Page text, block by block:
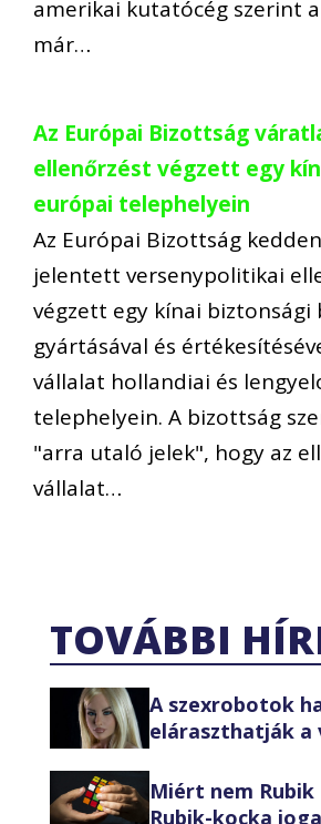
amerikai kutatócég szerint
már…
Az Európai Bizottság
ellenőrzést végzett egy
európai telephelyein
Az Európai Bizottság
jelentett versenypolitikai
végzett egy kínai biztonsági
gyártásával és
vállalat hollandiai és
telephelyein. A bizottság
"arra utaló jelek", hogy az
vállalat…
TOVÁBBI
A szexrobotok
eláraszthatják a
Miért nem Rubik
Rubik-kocka